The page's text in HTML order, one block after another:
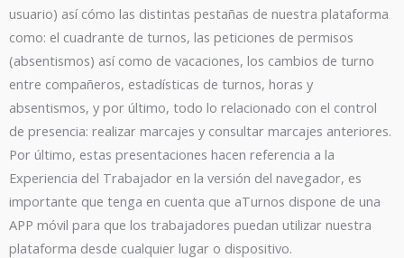
usuario) así cómo las distintas pestañas de nuestra plataforma
como: el cuadrante de turnos, las peticiones de permisos
(absentismos) así como de vacaciones, los cambios de turno
entre compañeros, estadísticas de turnos, horas y
absentismos, y por último, todo lo relacionado con el control
de presencia: realizar marcajes y consultar marcajes anteriores.
Por último, estas presentaciones hacen referencia a la
Experiencia del Trabajador en la versión del navegador, es
importante que tenga en cuenta que aTurnos dispone de una
APP móvil para que los trabajadores puedan utilizar nuestra
plataforma desde cualquier lugar o dispositivo.